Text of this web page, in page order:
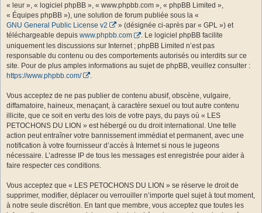
« leur », « logiciel phpBB », « www.phpbb.com », « phpBB Limited »,
« Équipes phpBB »), une solution de forum publiée sous la «
GNU General Public License v2
» (désignée ci-après par « GPL ») et
téléchargeable depuis www.phpbb.com
. Le logiciel phpBB facilite
uniquement les discussions sur Internet ; phpBB Limited n’est pas
responsable du contenu ou des comportements autorisés ou interdits sur ce
site. Pour de plus amples informations au sujet de phpBB, veuillez consulter :
https://www.phpbb.com/
Vous acceptez de ne pas publier de contenu abusif, obscène, vulgaire,
diffamatoire, haineux, menaçant, à caractère sexuel ou tout autre contenu
illicite, que ce soit en vertu des lois de votre pays, du pays où « LES
PETOCHONS DU LION » est hébergé ou du droit international. Une telle
action peut entraîner votre bannissement immédiat et permanent, avec une
notification à votre fournisseur d’accès à Internet si nous le jugeons
nécessaire. L’adresse IP de tous les messages est enregistrée pour aider à
faire respecter ces conditions.
Vous acceptez que « LES PETOCHONS DU LION » se réserve le droit de
supprimer, modifier, déplacer ou verrouiller n’importe quel sujet à tout moment,
à notre seule discrétion. En tant que membre, vous acceptez que toutes les